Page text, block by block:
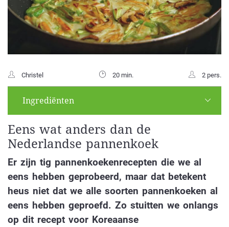
Christel 20 min. 2 pers.
Ingrediënten
Eens wat anders dan de
Nederlandse pannenkoek
Er zijn tig pannenkoekenrecepten die we al
eens hebben geprobeerd, maar dat betekent
heus niet dat we alle soorten pannenkoeken al
eens hebben geproefd. Zo stuitten we onlangs
op dit recept voor Koreaanse